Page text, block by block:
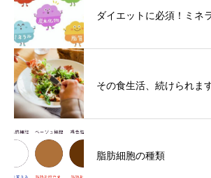
ダイエットに必須！ミネ
その食生活、続けられま
脂肪細胞の種類